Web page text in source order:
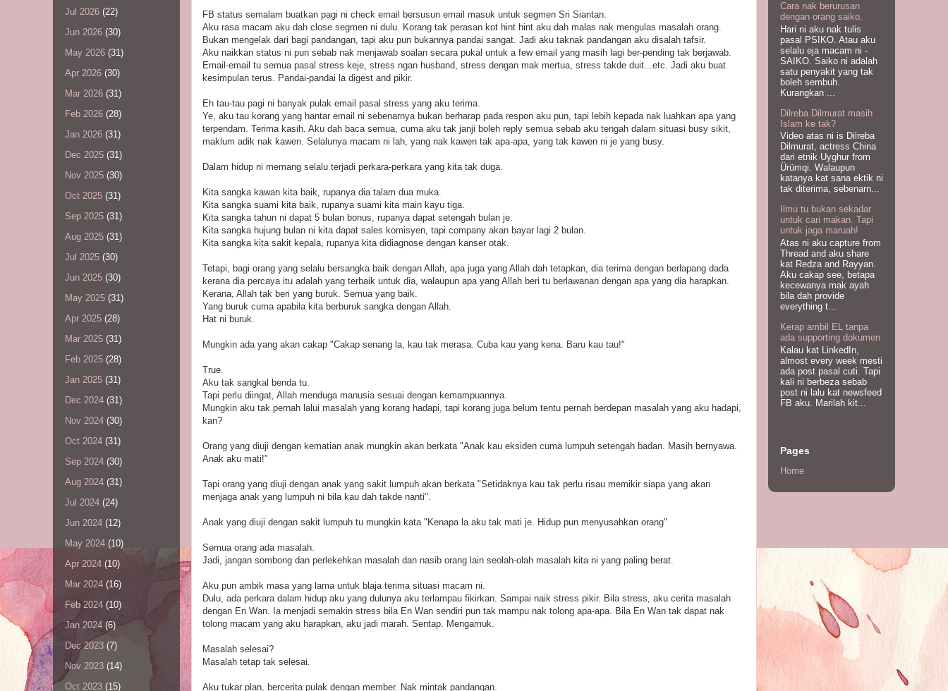
FB status semalam buatkan pagi ni check email bersusun email masuk untuk segmen Sri Siantan.
Aku rasa macam aku dah close segmen ni dulu. Korang tak perasan kot hint hint aku dah malas nak mengulas masalah orang.
Bukan mengelak dari bagi pandangan, tapi aku pun bukannya pandai sangat. Jadi aku taknak pandangan aku disalah tafsir.
Aku naikkan status ni pun sebab nak menjawab soalan secara pukal untuk a few email yang masih lagi ber-pending tak berjawab.
Email-email tu semua pasal stress keje, stress ngan husband, stress dengan mak mertua, stress takde duit...etc. Jadi aku buat
kesimpulan terus. Pandai-pandai la digest and pikir.
Eh tau-tau pagi ni banyak pulak email pasal stress yang aku terima.
Ye, aku tau korang yang hantar email ni sebenarnya bukan berharap pada respon aku pun, tapi lebih kepada nak luahkan apa yang
terpendam. Terima kasih. Aku dah baca semua, cuma aku tak janji boleh reply semua sebab aku tengah dalam situasi busy sikit,
maklum adik nak kawen. Selalunya macam ni lah, yang nak kawen tak apa-apa, yang tak kawen ni je yang busy.
Dalam hidup ni memang selalu terjadi perkara-perkara yang kita tak duga.
Kita sangka kawan kita baik, rupanya dia talam dua muka.
Kita sangka suami kita baik, rupanya suami kita main kayu tiga.
Kita sangka tahun ni dapat 5 bulan bonus, rupanya dapat setengah bulan je.
Kita sangka hujung bulan ni kita dapat sales komisyen, tapi company akan bayar lagi 2 bulan.
Kita sangka kita sakit kepala, rupanya kita didiagnose dengan kanser otak.
Tetapi, bagi orang yang selalu bersangka baik dengan Allah, apa juga yang Allah dah tetapkan, dia terima dengan berlapang dada
kerana dia percaya itu adalah yang terbaik untuk dia, walaupun apa yang Allah beri tu berlawanan dengan apa yang dia harapkan.
Kerana, Allah tak beri yang buruk. Semua yang baik.
Yang buruk cuma apabila kita berburuk sangka dengan Allah.
Hat ni buruk.
Mungkin ada yang akan cakap "Cakap senang la, kau tak merasa. Cuba kau yang kena. Baru kau tau!"
True.
Aku tak sangkal benda tu.
Tapi perlu diingat, Allah menduga manusia sesuai dengan kemampuannya.
Mungkin aku tak pernah lalui masalah yang korang hadapi, tapi korang juga belum tentu pernah berdepan masalah yang aku hadapi,
kan?
Orang yang diuji dengan kematian anak mungkin akan berkata "Anak kau eksiden cuma lumpuh setengah badan. Masih bernyawa.
Anak aku mati!"
Tapi orang yang diuji dengan anak yang sakit lumpuh akan berkata "Setidaknya kau tak perlu risau memikir siapa yang akan
menjaga anak yang lumpuh ni bila kau dah takde nanti".
Anak yang diuji dengan sakit lumpuh tu mungkin kata "Kenapa la aku tak mati je. Hidup pun menyusahkan orang"
Semua orang ada masalah.
Jadi, jangan sombong dan perlekehkan masalah dan nasib orang lain seolah-olah masalah kita ni yang paling berat.
Aku pun ambik masa yang lama untuk blaja terima situasi macam ni.
Dulu, ada perkara dalam hidup aku yang dulunya aku terlampau fikirkan. Sampai naik stress pikir. Bila stress, aku cerita masalah
dengan En Wan. Ia menjadi semakin stress bila En Wan sendiri pun tak mampu nak tolong apa-apa. Bila En Wan tak dapat nak
tolong macam yang aku harapkan, aku jadi marah. Sentap. Mengamuk.
Masalah selesai?
Masalah tetap tak selesai.
Aku tukar plan, bercerita pulak dengan member. Nak mintak pandangan.
Jul 2026 (22)
Jun 2026 (30)
May 2026 (31)
Apr 2026 (30)
Mar 2026 (31)
Feb 2026 (28)
Jan 2026 (31)
Dec 2025 (31)
Nov 2025 (30)
Oct 2025 (31)
Sep 2025 (31)
Aug 2025 (31)
Jul 2025 (30)
Jun 2025 (30)
May 2025 (31)
Apr 2025 (28)
Mar 2025 (31)
Feb 2025 (28)
Jan 2025 (31)
Dec 2024 (31)
Nov 2024 (30)
Oct 2024 (31)
Sep 2024 (30)
Aug 2024 (31)
Jul 2024 (24)
Jun 2024 (12)
May 2024 (10)
Apr 2024 (10)
Mar 2024 (16)
Feb 2024 (10)
Jan 2024 (6)
Dec 2023 (7)
Nov 2023 (14)
Oct 2023 (15)
Cara nak berurusan
dengan orang saiko.
Hari ni aku nak tulis
pasal PSIKO. Atau aku
selalu eja macam ni -
SAIKO. Saiko ni adalah
satu penyakit yang tak
boleh sembuh.
Kurangkan ...
Dilreba Dilmurat masih
Islam ke tak?
Video atas ni is Dilreba
Dilmurat, actress China
dari etnik Uyghur from
Ürümqi. Walaupun
katanya kat sana ektik ni
tak diterima, sebenarn...
Ilmu tu bukan sekadar
untuk cari makan. Tapi
untuk jaga maruah!
Atas ni aku capture from
Thread and aku share
kat Redza and Rayyan.
Aku cakap see, betapa
kecewanya mak ayah
bila dah provide
everything t...
Kerap ambil EL tanpa
ada supporting dokumen
Kalau kat LinkedIn,
almost every week mesti
ada post pasal cuti. Tapi
kali ni berbeza sebab
post ni lalu kat newsfeed
FB aku. Marilah kit...
Pages
Home